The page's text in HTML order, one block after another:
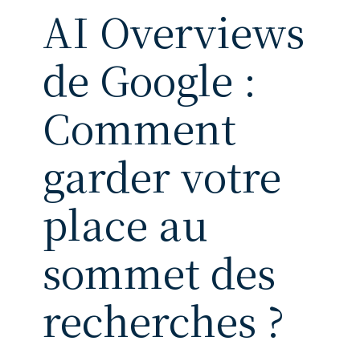
AI Overviews
de Google :
Comment
garder votre
place au
sommet des
recherches ?